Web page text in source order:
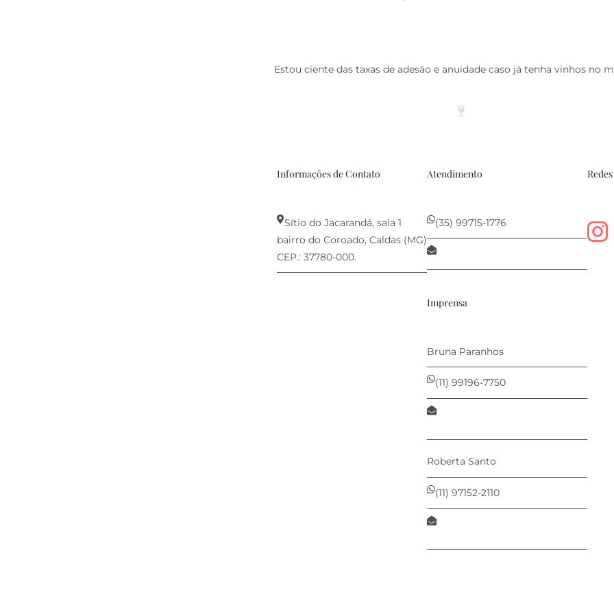
Estou ciente das taxas de adesão e anuidade caso já tenha vinhos no
Informações de Contato
Sítio do Jacarandá, sala 1
bairro do Coroado, Caldas (MG)
CEP.: 37780-000.
Atendimento
(35) 99715-1776
contato@anprovin.com.br
Imprensa
Bruna Paranhos
(11) 99196-7750
Roberta Santo
(11) 97152-2110